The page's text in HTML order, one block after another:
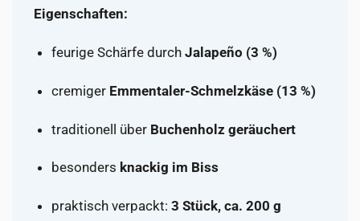
Eigenschaften:
feurige Schärfe durch Jalapeño (3 %)
cremiger Emmentaler-Schmelzkäse (13 %)
traditionell über Buchenholz geräuchert
besonders knackig im Biss
praktisch verpackt: 3 Stück, ca. 200 g